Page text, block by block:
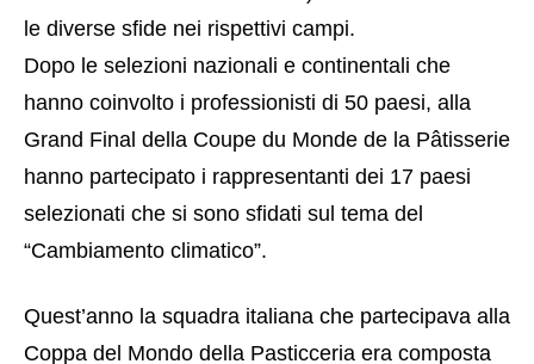
le diverse sfide nei rispettivi campi.
Dopo le selezioni nazionali e continentali che
hanno coinvolto i professionisti di 50 paesi, alla
Grand Final della Coupe du Monde de la Pâtisserie
hanno partecipato i rappresentanti dei 17 paesi
selezionati che si sono sfidati sul tema del
“Cambiamento climatico”.
Quest’anno la squadra italiana che partecipava alla
Coppa del Mondo della Pasticceria era composta